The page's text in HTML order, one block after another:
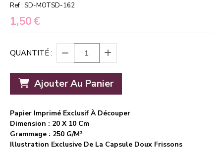
Ref : SD-MOTSD-162
1,50€
QUANTITÉ :
Ajouter Au Panier
Papier Imprimé Exclusif À Découper
Dimension : 20 X 10 Cm
Grammage : 250 G/m²
Illustration Exclusive De La Capsule Doux Frissons